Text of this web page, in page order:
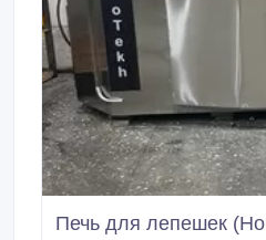
Печь для лепешек